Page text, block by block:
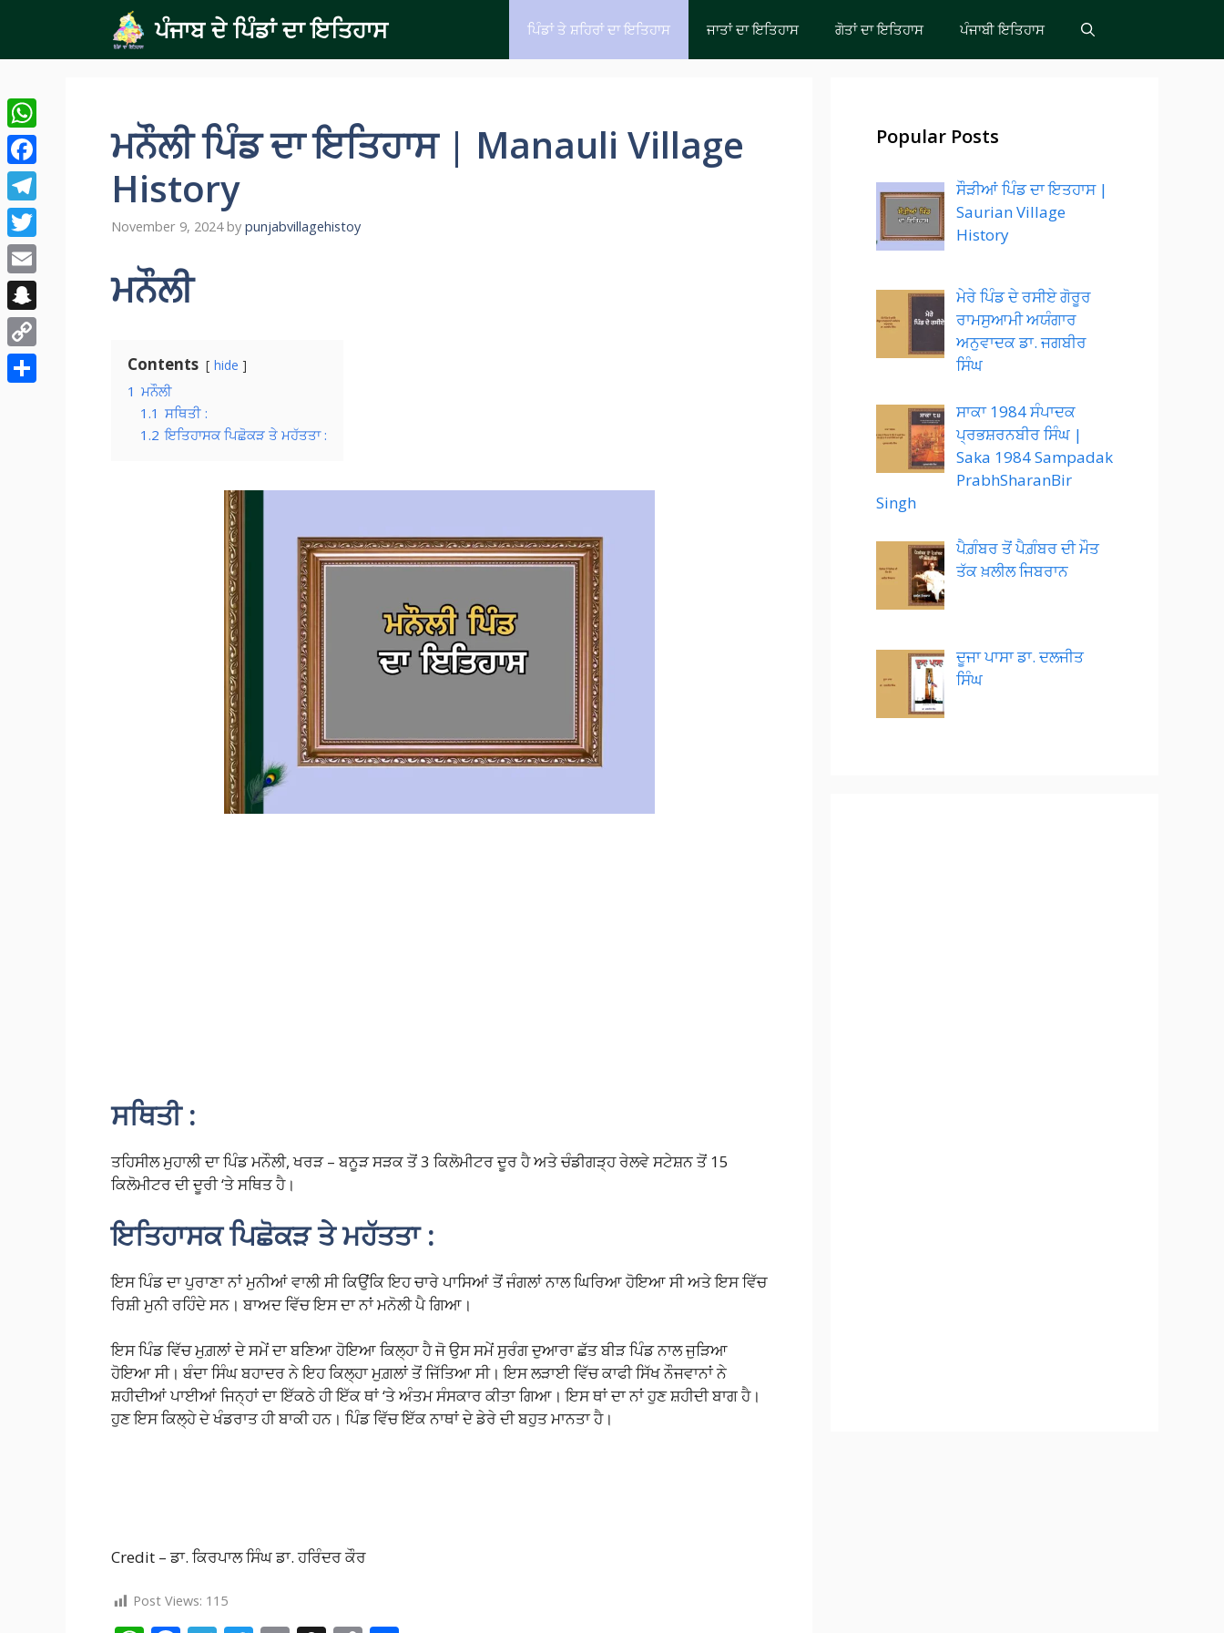
content
ਪੰਜਾਬ ਦੇ ਪਿੰਡਾਂ ਦਾ ਇਤਿਹਾਸ ਪਿੰਡਾਂ ਤੇ ਸ਼ਹਿਰਾਂ ਦਾ ਇਤਿਹਾਸ ਜਾਤਾਂ ਦਾ ਇਤਿਹਾਸ ਗੋਤਾਂ ਦਾ ਇਤਿਹਾਸ ਪੰਜਾਬੀ ਇਤਿਹਾਸ
ਮਨੌਲੀ ਪਿੰਡ ਦਾ ਇਤਿਹਾਸ | Manauli Village
History
November 9, 2024 by punjabvillagehistoy
ਮਨੌਲੀ
Contents hide
1 ਮਨੌਲੀ
1.1 ਸਥਿਤੀ :
1.2 ਇਤਿਹਾਸਕ ਪਿਛੋਕੜ ਤੇ ਮਹੱਤਤਾ :
ਸਥਿਤੀ :
ਤਹਿਸੀਲ ਮੁਹਾਲੀ ਦਾ ਪਿੰਡ ਮਨੌਲੀ, ਖਰੜ – ਬਨੂੜ ਸੜਕ ਤੋਂ 3 ਕਿਲੋਮੀਟਰ ਦੂਰ ਹੈ ਅਤੇ ਚੰਡੀਗੜ੍ਹ ਰੇਲਵੇ ਸਟੇਸ਼ਨ ਤੋਂ 15
ਕਿਲੋਮੀਟਰ ਦੀ ਦੂਰੀ ‘ਤੇ ਸਥਿਤ ਹੈ।
ਇਤਿਹਾਸਕ ਪਿਛੋਕੜ ਤੇ ਮਹੱਤਤਾ :
ਇਸ ਪਿੰਡ ਦਾ ਪੁਰਾਣਾ ਨਾਂ ਮੁਨੀਆਂ ਵਾਲੀ ਸੀ ਕਿਉਂਕਿ ਇਹ ਚਾਰੇ ਪਾਸਿਆਂ ਤੋਂ ਜੰਗਲਾਂ ਨਾਲ ਘਿਰਿਆ ਹੋਇਆ ਸੀ ਅਤੇ ਇਸ ਵਿੱਚ
ਰਿਸ਼ੀ ਮੁਨੀ ਰਹਿੰਦੇ ਸਨ। ਬਾਅਦ ਵਿੱਚ ਇਸ ਦਾ ਨਾਂ ਮਨੋਲੀ ਪੈ ਗਿਆ।
ਇਸ ਪਿੰਡ ਵਿੱਚ ਮੁਗ਼ਲਾਂ ਦੇ ਸਮੇਂ ਦਾ ਬਣਿਆ ਹੋਇਆ ਕਿਲ੍ਹਾ ਹੈ ਜੋ ਉਸ ਸਮੇਂ ਸੁਰੰਗ ਦੁਆਰਾ ਛੱਤ ਬੀੜ ਪਿੰਡ ਨਾਲ ਜੁੜਿਆ
ਹੋਇਆ ਸੀ। ਬੰਦਾ ਸਿੰਘ ਬਹਾਦਰ ਨੇ ਇਹ ਕਿਲ੍ਹਾ ਮੁਗ਼ਲਾਂ ਤੋਂ ਜਿੱਤਿਆ ਸੀ। ਇਸ ਲੜਾਈ ਵਿੱਚ ਕਾਫੀ ਸਿੱਖ ਨੌਜਵਾਨਾਂ ਨੇ
ਸ਼ਹੀਦੀਆਂ ਪਾਈਆਂ ਜਿਨ੍ਹਾਂ ਦਾ ਇੱਕਠੇ ਹੀ ਇੱਕ ਥਾਂ ‘ਤੇ ਅੰਤਮ ਸੰਸਕਾਰ ਕੀਤਾ ਗਿਆ। ਇਸ ਥਾਂ ਦਾ ਨਾਂ ਹੁਣ ਸ਼ਹੀਦੀ ਬਾਗ ਹੈ।
ਹੁਣ ਇਸ ਕਿਲ੍ਹੇ ਦੇ ਖੰਡਰਾਤ ਹੀ ਬਾਕੀ ਹਨ। ਪਿੰਡ ਵਿੱਚ ਇੱਕ ਨਾਥਾਂ ਦੇ ਡੇਰੇ ਦੀ ਬਹੁਤ ਮਾਨਤਾ ਹੈ।
Credit – ਡਾ. ਕਿਰਪਾਲ ਸਿੰਘ ਡਾ. ਹਰਿੰਦਰ ਕੌਰ
Post Views: 115
Popular Posts
ਸੌੜੀਆਂ ਪਿੰਡ ਦਾ ਇਤਹਾਸ |
Saurian Village
History
ਮੇਰੇ ਪਿੰਡ ਦੇ ਰਸੀਏ ਗੋਰੂਰ
ਰਾਮਸੁਆਮੀ ਅਯੰਗਾਰ
ਅਨੁਵਾਦਕ ਡਾ. ਜਗਬੀਰ
ਸਿੰਘ
ਸਾਕਾ 1984 ਸੰਪਾਦਕ
ਪ੍ਰਭਸ਼ਰਨਬੀਰ ਸਿੰਘ |
Saka 1984 Sampadak
PrabhSharanBir
Singh
ਪੈਗ਼ੰਬਰ ਤੋਂ ਪੈਗ਼ੰਬਰ ਦੀ ਮੌਤ
ਤੱਕ ਖ਼ਲੀਲ ਜਿਬਰਾਨ
ਦੂਜਾ ਪਾਸਾ ਡਾ. ਦਲਜੀਤ
ਸਿੰਘ
WhatsApp
Facebook
Telegram
Twitter
Email
Snapchat
Copy
Link